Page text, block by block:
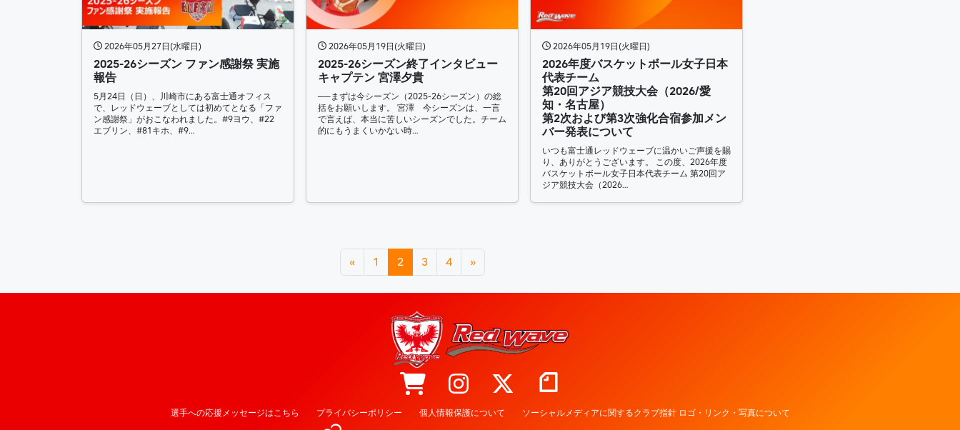
2026年05月27日(水曜日)
2025-26シーズン ファン感謝祭 実施
報告
5月24日（日）、川崎市にある富士通オフィス
で、レッドウェーブとしては初めてとなる「ファ
ン感謝祭」がおこなわれました。#9ヨウ、#22
エブリン、#81キホ、#9…
2026年05月19日(火曜日)
2025-26シーズン終了インタビュー
キャプテン 宮澤夕貴
──まずは今シーズン（2025-26シーズン）の総
括をお願いします。 宮澤 今シーズンは、一言
で言えば、本当に苦しいシーズンでした。チーム
的にもうまくいかない時…
2026年05月19日(火曜日)
2026年度バスケットボール女子日本
代表チーム
第20回アジア競技大会（2026/愛
知・名古屋）
第2次および第3次強化合宿参加メン
バー発表について
いつも富士通レッドウェーブに温かいご声援を賜
り、ありがとうございます。 この度、2026年度
バスケットボール女子日本代表チーム 第20回ア
ジア競技大会（2026…
« 1 2 3 4 »
選手への応援メッセージはこちら プライバシーポリシー 個人情報保護について ソーシャルメディアに関するクラブ指針 ロゴ・リンク・写真について